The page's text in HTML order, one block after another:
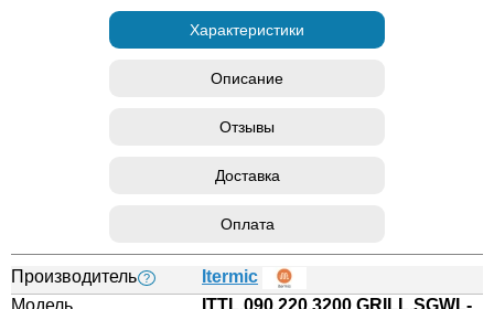
Характеристики
Описание
Отзывы
Доставка
Оплата
Производитель ?
Itermic
Модель
ITTL.090.220.3200 GRILL.SGWL-